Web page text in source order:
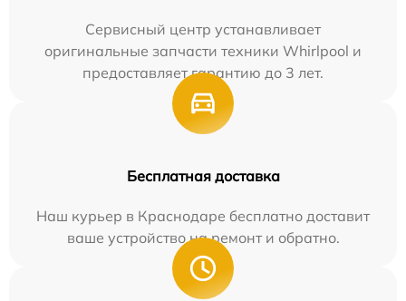
Сервисный центр устанавливает
оригинальные запчасти техники Whirlpool и
предоставляет гарантию до 3 лет.
Бесплатная доставка
Наш курьер в Краснодаре бесплатно доставит
ваше устройство на ремонт и обратно.